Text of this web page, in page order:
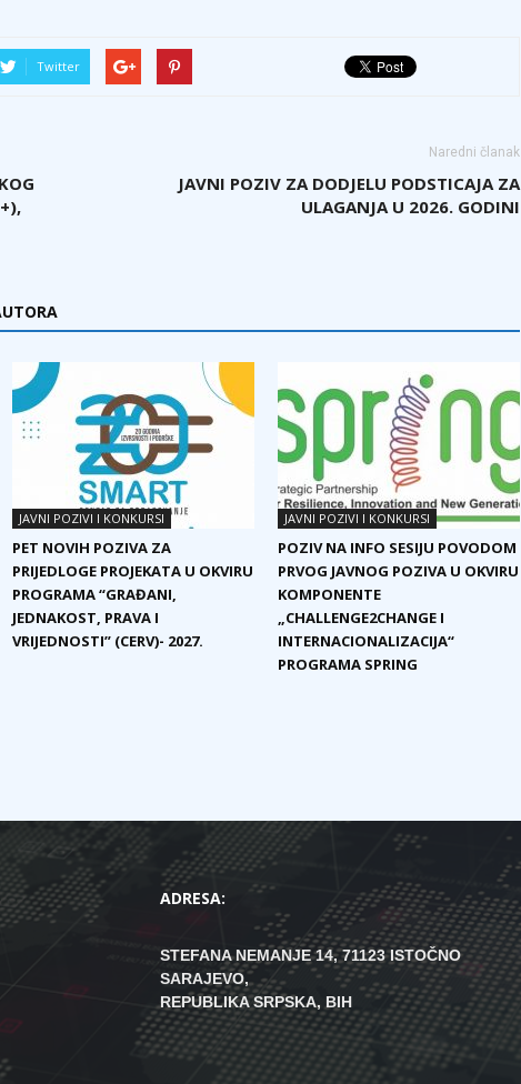
Twitter
Naredni članak
JAVNI POZIV ZA DODJELU PODSTICAJA ZA
ULAGANJA U 2026. GODINI
JAVNI POZIVI I KONKURSI
PET NOVIH POZIVA ZA
PRIJEDLOGE PROJEKATA U OKVIRU
PROGRAMA “GRAĐANI,
JEDNAKOST, PRAVA I
VRIJEDNOSTI” (CERV)- 2027.
JAVNI POZIVI I KONKURSI
POZIV NA INFO SESIJU POVODOM
PRVOG JAVNOG POZIVA U OKVIRU
KOMPONENTE
„CHALLENGE2CHANGE I
INTERNACIONALIZACIJA“
PROGRAMA SPRING
ADRESA:
STEFANA NEMANJE 14, 71123 ISTOČNO
SARAJEVO,
REPUBLIKA SRPSKA, BIH